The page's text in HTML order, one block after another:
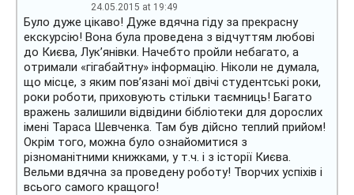
24.05.2015 at 19:49
Було дуже цікаво! Дуже вдячна гіду за прекрасну
екскурсію! Вона була проведена з відчуттям любові
до Києва, Лук’янівки. Начебто пройли небагато, а
отримали «гігабайтну» інформацію. Ніколи не думала,
що місце, з яким пов’язані мої двічі студентські роки,
роки роботи, приховують стільки таємниць! Багато
вражень залишили відвідини бібліотеки для дорослих
імені Тараса Шевченка. Там був дійсно теплий прийом!
Окрім того, можна було ознайомитися з
різноманітними книжками, у т.ч. і з історії Києва.
Вельми вдячна за проведену роботу! Творчих успіхів і
всього самого кращого!